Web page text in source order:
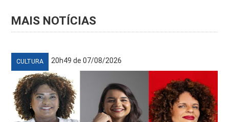
MAIS NOTÍCIAS
CULTURA 20h49 de 07/08/2026